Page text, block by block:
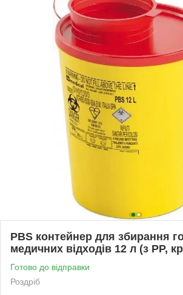
PBS контейнер для збирання
медичних відходів 12 л (з PP,
Готово до відправки
Роздріб